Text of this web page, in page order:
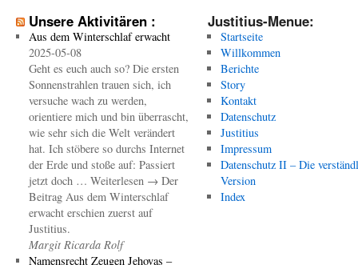
Unsere Aktivitären :
Aus dem Winterschlaf erwacht
2025-05-08
Geht es euch auch so? Die ersten
Sonnenstrahlen trauen sich, ich
versuche wach zu werden,
orientiere mich und bin überrascht,
wie sehr sich die Welt verändert
hat. Ich stöbere so durchs Internet
der Erde und stoße auf: Passiert
jetzt doch … Weiterlesen → Der
Beitrag Aus dem Winterschlaf
erwacht erschien zuerst auf
Justitius.
Margit Ricarda Rolf
Namensrecht Zeugen Jehovas –
Justitius-Menue:
Startseite
Willkommen
Berichte
Story
Kontakt
Datenschutz
Justitius
Impressum
Datenschutz II – Die
Version
Index